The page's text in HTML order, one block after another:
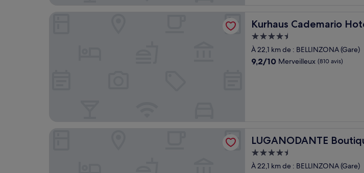
Kurhaus Cademario
Kurhaus Cademario Hotel &
Hébergement
4.5 étoiles
À 22,1 km de : BELLINZONA (Gare)
9.2
9,2/10 Merveilleux (810 avis)
LUGANODANTE
LUGANODANTE Boutique &
Hébergement
4.5 étoiles
À 22,1 km de : BELLINZONA (Gare)